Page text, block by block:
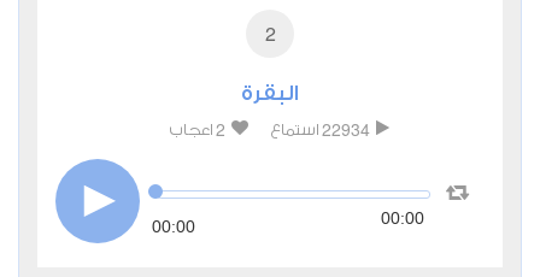
2
البقرة
22934 استماع 2 اعجاب
00:00 00:00